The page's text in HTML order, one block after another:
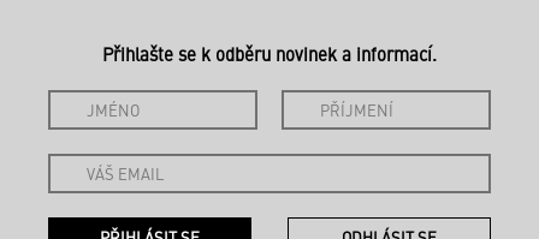
Přihlašte se k odběru novinek a informací.